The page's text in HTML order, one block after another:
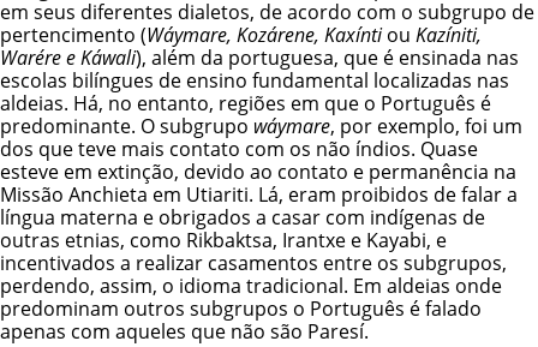
em seus diferentes dialetos, de acordo com o subgrupo de
pertencimento (Wáymare, Kozárene, Kaxíntiou Kazíniti,
Warére e Káwali), além da portuguesa, que é ensinada nas
escolas bilíngues de ensino fundamental localizadas nas
aldeias. Há, no entanto, regiões em que o Português é
predominante. O subgrupo wáymare, por exemplo, foi um
dos que teve mais contato com os não índios. Quase
esteve em extinção, devido ao contato e permanência na
Missão Anchieta em Utiariti. Lá, eram proibidos de falar a
língua materna e obrigados a casar com indígenas de
outras etnias, como Rikbaktsa, Irantxe e Kayabi, e
incentivados a realizar casamentos entre os subgrupos,
perdendo, assim, o idioma tradicional. Em aldeias onde
predominam outros subgrupos o Português é falado
apenas com aqueles que não são Paresí.